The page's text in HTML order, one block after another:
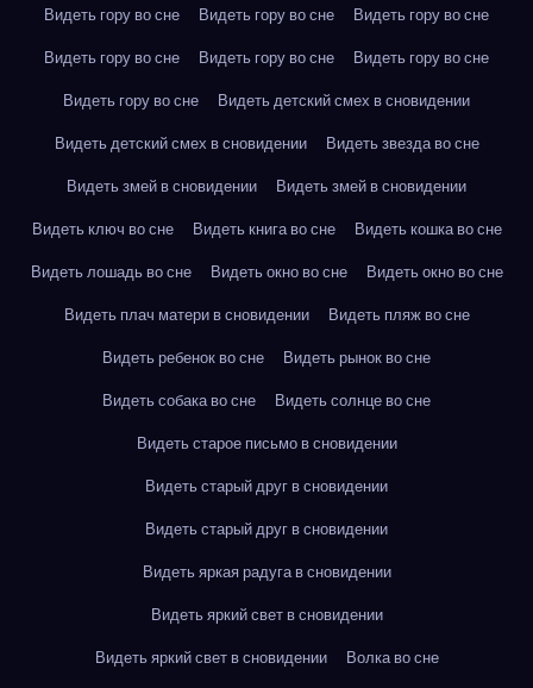
Видеть гору во сне
Видеть гору во сне
Видеть гору во сне
Видеть гору во сне
Видеть гору во сне
Видеть гору во сне
Видеть гору во сне
Видеть детский смех в сновидении
Видеть детский смех в сновидении
Видеть звезда во сне
Видеть змей в сновидении
Видеть змей в сновидении
Видеть ключ во сне
Видеть книга во сне
Видеть кошка во сне
Видеть лошадь во сне
Видеть окно во сне
Видеть окно во сне
Видеть плач матери в сновидении
Видеть пляж во сне
Видеть ребенок во сне
Видеть рынок во сне
Видеть собака во сне
Видеть солнце во сне
Видеть старое письмо в сновидении
Видеть старый друг в сновидении
Видеть старый друг в сновидении
Видеть яркая радуга в сновидении
Видеть яркий свет в сновидении
Видеть яркий свет в сновидении
Волка во сне